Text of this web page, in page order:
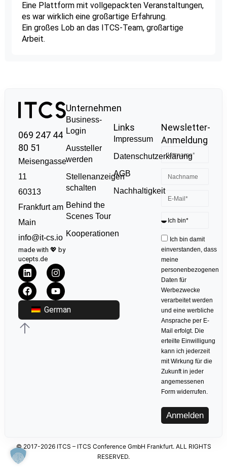
Eine Plattform mit vollgepackten Veranstaltungen,
es war wirklich eine großartige Erfahrung.
Ein großes Lob an das ITCS-Team, großartige
Arbeit.
069 247 44
80 51
Meisengasse
11
60313
Frankfurt am
Main
info@it-cs.io
made with 💖 by
ucepts.de
German
Unternehmen
Business-
Login
Aussteller
werden
Stellenanzeigen
schalten
Behind the
Scenes Tour
Kooperationen
Links
Impressum
Datenschutzerklärung
AGB
Nachhaltigkeit
Newsletter-
Anmeldung
Ich bin damit
einverstanden, dass
meine
personenbezogenen
Daten für
Werbezwecke
verarbeitet werden
und eine werbliche
Ansprache per E-
Mail erfolgt. Die
erteilte Einwilligung
kann ich jederzeit
mit Wirkung für die
Zukunft in jeder
angemessenen
Form widerrufen.
Anmelden
© 2017-2026 ITCS – ITCS Conference GmbH Frankfurt. ALL RIGHTS
RESERVED.